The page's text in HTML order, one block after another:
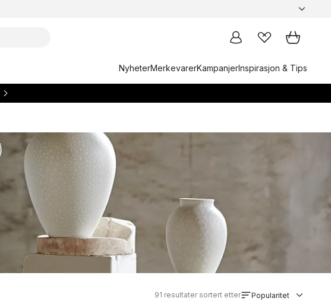
NyheterMerkevarerKampanjerInspirasjon & Tips
91 resultater sortert etter Popularitet